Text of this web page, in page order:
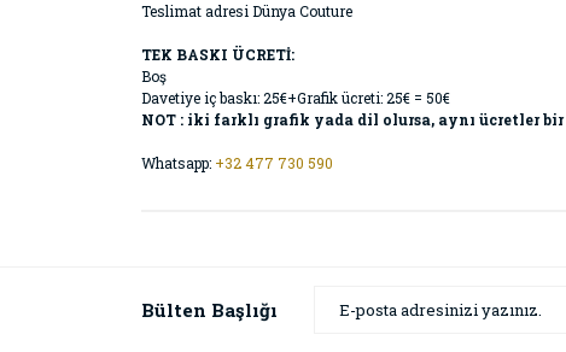
Teslimat adresi Dünya Couture
TEK BASKI ÜCRETİ:
Boş
Davetiye iç baskı: 25€+Grafik ücreti: 25€ = 50€
NOT : iki farklı grafik yada dil olursa, aynı ücretler
Whatsapp: +32 477 730 590
Bülten Başlığı